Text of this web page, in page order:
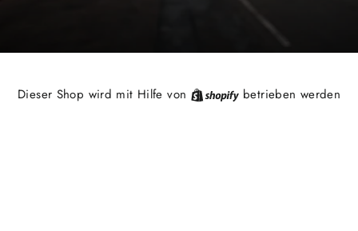
Dieser Shop wird mit Hilfe von Shopify
betrieben werden